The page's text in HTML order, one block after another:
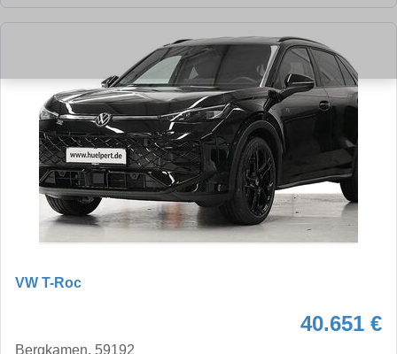
VW T-Roc
40.651 €
Bergkamen, 59192